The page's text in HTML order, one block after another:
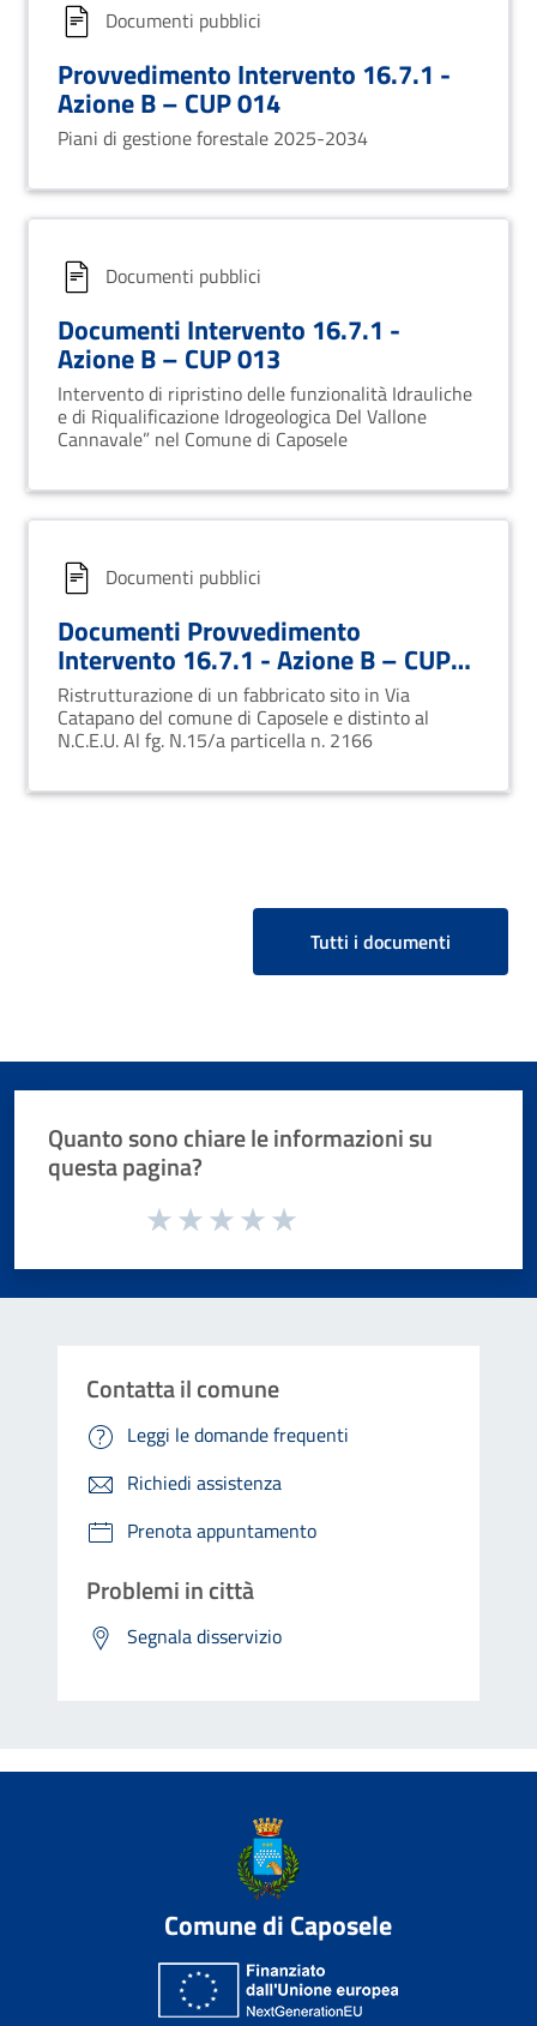
Documenti pubblici
Provvedimento Intervento 16.7.1 -
Azione B – CUP 014
Piani di gestione forestale 2025-2034
Documenti pubblici
Documenti Intervento 16.7.1 -
Azione B – CUP 013
Intervento di ripristino delle funzionalità Idrauliche
e di Riqualificazione Idrogeologica Del Vallone
Cannavale” nel Comune di Caposele
Documenti pubblici
Documenti Provvedimento
Intervento 16.7.1 - Azione B – CUP
012
Ristrutturazione di un fabbricato sito in Via
Catapano del comune di Caposele e distinto al
N.C.E.U. Al fg. N.15/a particella n. 2166
Tutti i documenti
Quanto sono chiare le informazioni su
questa pagina?
Valuta da 1 a 5 stelle la pagina
Contatta il comune
Leggi le domande frequenti
Richiedi assistenza
Prenota appuntamento
Problemi in città
Segnala disservizio
Comune di Caposele